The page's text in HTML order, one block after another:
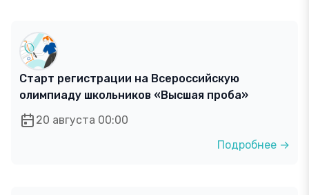
Старт регистрации на Всероссийскую
олимпиаду школьников «Высшая проба»
20 августа 00:00
Подробнее →